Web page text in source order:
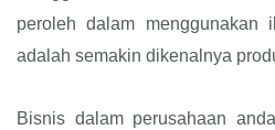
peroleh dalam
adalah semakin dikenalnya
Bisnis dalam perusahaan